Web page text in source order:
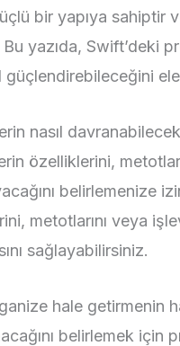
bir yapıya sahiptir
yazıda, Swift’deki
güçlendirebileceğini
nasıl
özelliklerini,
belirlemenize
metotlarını veya
sağlayabilirsiniz.
hale getirmenin
belirlemek için